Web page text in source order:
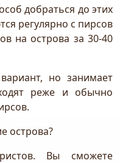
добраться до этих
регулярно с пирсов
на острова за 30-40
но занимает
реже и обычно
острова?
Вы сможете